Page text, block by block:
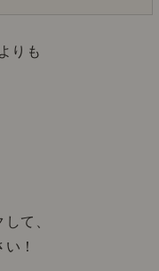
りも
て、
！